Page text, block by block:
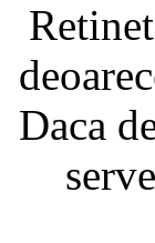
Daca